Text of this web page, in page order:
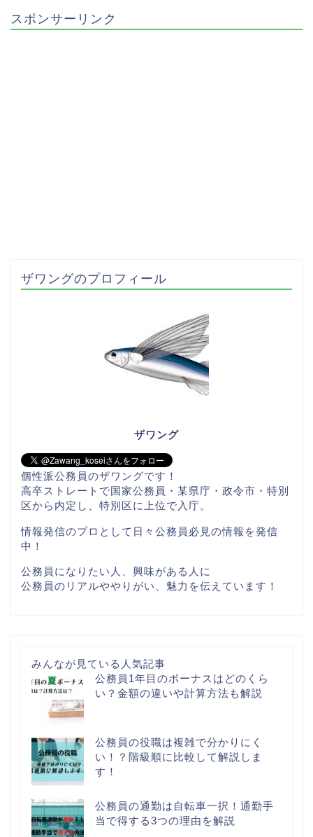
スポンサーリンク
ザワングのプロフィール
ザワング
個性派公務員のザワングです！
高卒ストレートで国家公務員・某県庁・政令市・特別
区から内定し、特別区に上位で入庁。
情報発信のプロとして日々公務員必見の情報を発信
中！
公務員になりたい人、興味がある人に
公務員のリアルややりがい、魅力を伝えています！
みんなが見ている人気記事
公務員1年目のボーナスはどのくら
い？金額の違いや計算方法も解説
公務員の役職は複雑で分かりにく
い！？階級順に比較して解説しま
す！
公務員の通勤は自転車一択！通勤手
当で得する3つの理由を解説